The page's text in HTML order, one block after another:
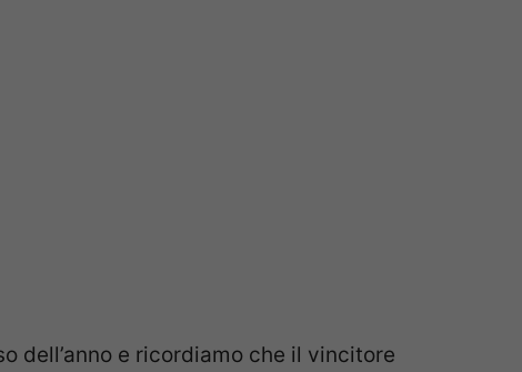
dell’anno e ricordiamo che il vincitore